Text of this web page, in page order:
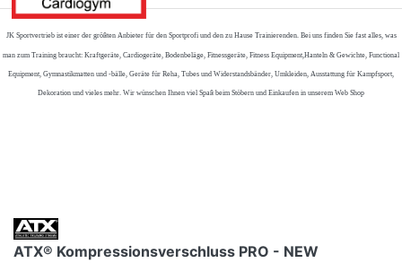
JK Sportvertrieb ist einer der größten Anbieter für den Sportprofi und den zu Hause Trainierenden. Bei uns finden Sie fast alles, was
man zum Training braucht: Kraftgeräte, Cardiogeräte, Bodenbeläge, Fitnessgeräte, Fitness Equipment,Hanteln & Gewichte, Functional
Equipment, Gymnastikmatten und -bälle, Geräte für Reha, Tubes und Widerstandsbänder, Umkleiden, Ausstattung für Kampfsport,
Dekoration und vieles mehr. Wir wünschen Ihnen viel Spaß beim Stöbern und Einkaufen in unserem Web Shop
ATX® Kompressionsverschluss PRO - NEW